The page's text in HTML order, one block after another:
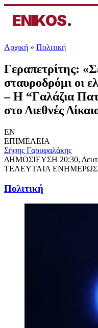
ENIKOS.
Αρχική » Πολιτική
Γεραπετρίτης:
σταυροδρόμι οι
– Η “Γαλάζια
στο Διεθνές
EN
ΕΠΙΜΕΛΕΙΑ
Σήφης Γαρυφαλάκης
ΔΗΜΟΣΙΕΥΣΗ 20:30,
ΤΕΛΕΥΤΑΙΑ
Πολιτική